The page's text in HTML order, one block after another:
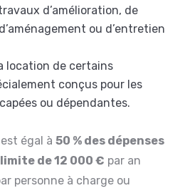
d’amélioration, de
ou d’entretien
location de certains
conçus pour les
ou dépendantes.
est égal à 50 % des dépenses
de 12 000 € par an
personne à charge ou